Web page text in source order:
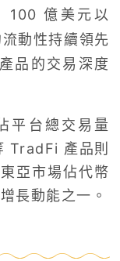
億美元以
流動性持續領先
品的交易深度
平台總交易量
TradFi 產品則
亞市場佔代幣
長動能之一。